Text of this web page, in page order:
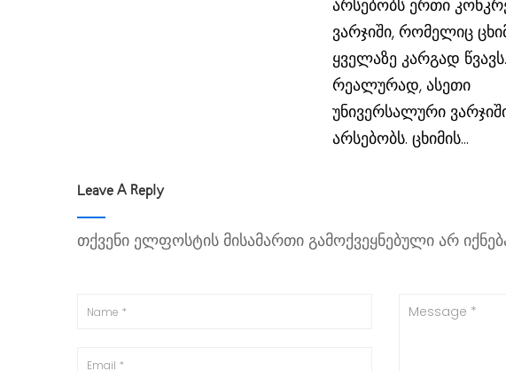
არსებობს ერთი
ვარჯიში, რომელიც
ყველაზე კარგად წვავს.
რეალურად, ასეთი
უნივერსალური
არსებობს. ცხიმის...
Leave A Reply
თქვენი ელფოსტის მისამართი გამოქვეყნებული არ